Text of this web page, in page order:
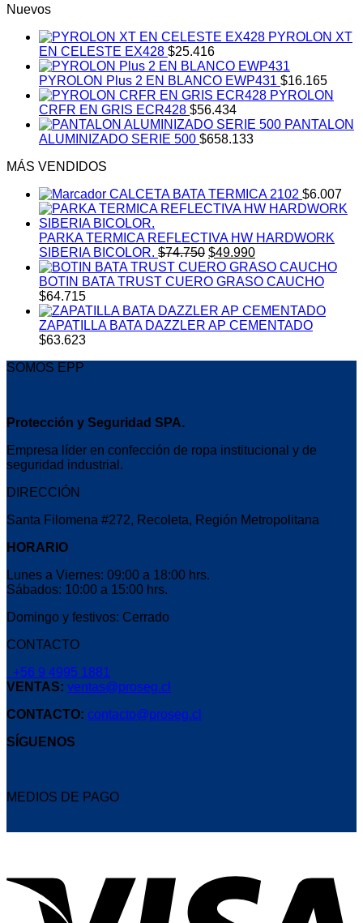
Nuevos
PYROLON XT
EN CELESTE EX428 $25.416
PYROLON Plus 2 EN BLANCO EWP431 $16.165
PYROLON
CRFR EN GRIS ECR428 $56.434
PANTALON
ALUMINIZADO SERIE 500 $658.133
MÁS VENDIDOS
CALCETA BATA TERMICA 2102 $6.007
PARKA TERMICA REFLECTIVA HW HARDWORK
SIBERIA BICOLOR. $74.750 El
precio
original
$74.750.
$49.990El
precio
actual
$49.990.
BOTIN BATA TRUST CUERO GRASO CAUCHO
$64.715
ZAPATILLA BATA DAZZLER AP CEMENTADO
$63.623
SOMOS EPP
Protección y Seguridad SPA.
Empresa líder en confección de ropa institucional y de
seguridad industrial.
DIRECCIÓN
Santa Filomena #272, Recoleta, Región Metropolitana
HORARIO
Lunes a Viernes: 09:00 a 18:00 hrs.
Sábados: 10:00 a 15:00 hrs.
Domingo y festivos: Cerrado
CONTACTO
+56 9 4995 1881
VENTAS: ventas@proseg.cl
CONTACTO: contacto@proseg.cl
SÍGUENOS
MEDIOS DE PAGO